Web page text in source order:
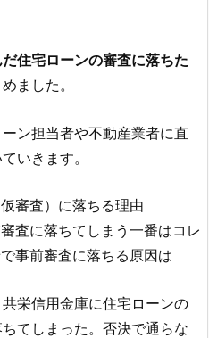
住宅ローンの審査に落ちた
ました。
ン担当者や不動産業者に直
いきます。
審査）に落ちる理由
査に落ちてしまう一番はコレ
事前審査に落ちる原因は
栄信用金庫に住宅ローンの
てしまった。否決で通らな